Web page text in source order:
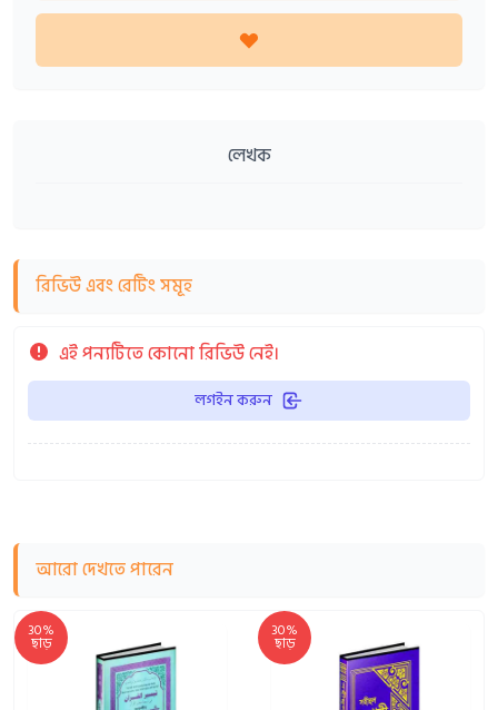
লেখক
রিভিউ এবং রেটিং সমূহ
এই পন্যটিতে কোনো রিভিউ নেই।
লগইন করুন
আরো দেখতে পারেন
30%
ছাড়
30%
ছাড়